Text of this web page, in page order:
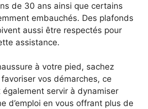
de 30 ans ainsi que certains
embauchés. Des plafonds
aussi être respectés pour
assistance.
à votre pied, sachez
favoriser vos démarches, ce
servir à dynamiser
d’emploi en vous offrant plus de